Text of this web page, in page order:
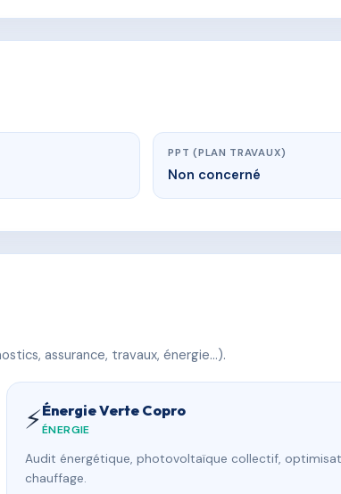
PPT (PLAN TRAVAUX)
Non concerné
assurance, travaux, énergie…).
⚡Énergie Verte Copro
ÉNERGIE
Audit énergétique, photovoltaïque collectif,
chauffage.